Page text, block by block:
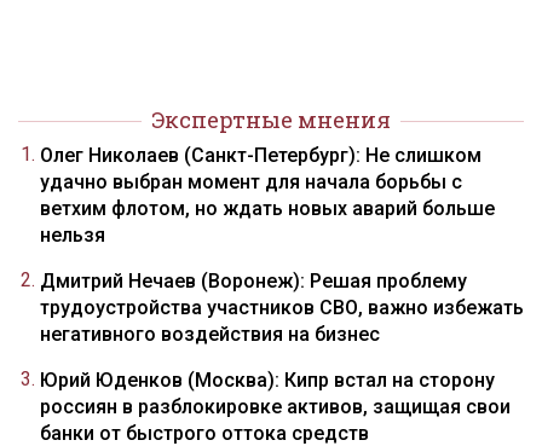
Экспертные мнения
Олег Николаев (Санкт-Петербург): Не слишком
удачно выбран момент для начала борьбы с
ветхим флотом, но ждать новых аварий больше
нельзя
Дмитрий Нечаев (Воронеж): Решая проблему
трудоустройства участников СВО, важно избежать
негативного воздействия на бизнес
Юрий Юденков (Москва): Кипр встал на сторону
россиян в разблокировке активов, защищая свои
банки от быстрого оттока средств